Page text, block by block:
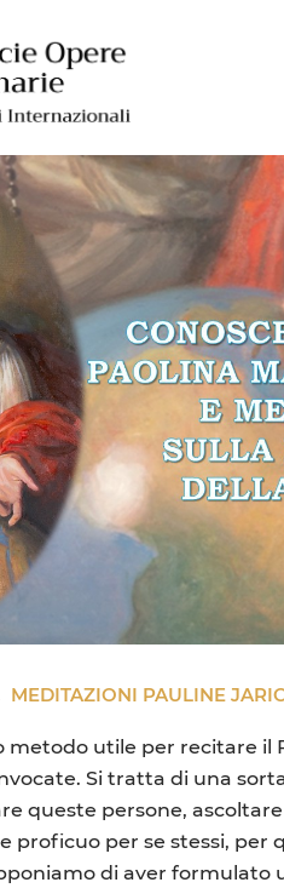
MEDITAZIONI PAULINE
metodo utile per recitare il
Si tratta di una
queste persone,
proficuo per se stessi, per
di aver